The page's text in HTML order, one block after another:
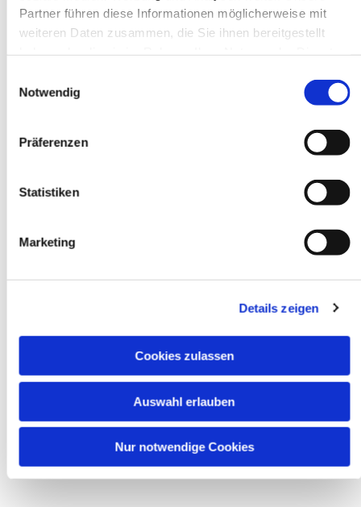
Partner führen diese Informationen möglicherweise mit
weiteren Daten zusammen, die Sie ihnen bereitgestellt
Notwendig
Präferenzen
Statistiken
Marketing
Details zeigen
Cookies zulassen
Auswahl erlauben
Nur notwendige Cookies
Dies könnte Sie auch